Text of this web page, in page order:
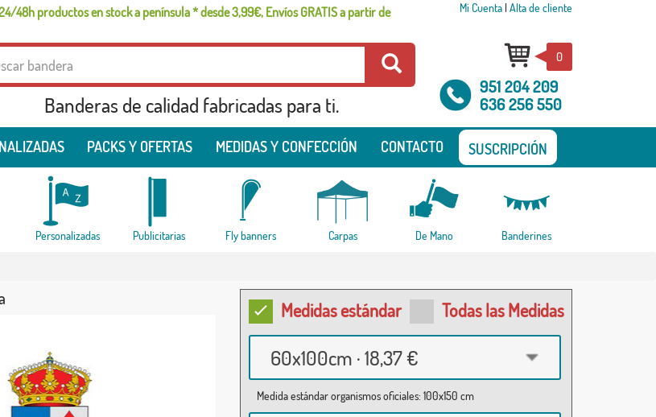
48h productos en stock a península * desde 3,99€, Envíos GRATIS a partir de
Mi Cuenta| Alta de cliente
Banderas de calidad fabricadas para ti.
0
951 204 209
636 256 550
PACKS Y OFERTAS MEDIDAS Y CONFECCIÓN CONTACTO SUSCRIPCIÓN
Personalizadas Publicitarias Fly banners Carpas De Mano Banderines
Medidas estándar Todas las Medidas
60x100cm · 18,37 €
Medida estándar organismos oficiales: 100x150 cm